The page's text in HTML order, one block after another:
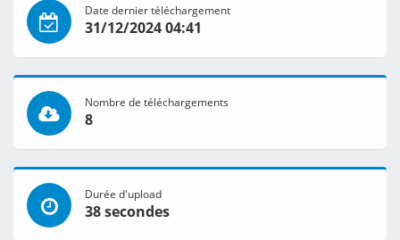
Date dernier téléchargement
31/12/2024 04:41
Nombre de téléchargements
8
Durée d'upload
38 secondes